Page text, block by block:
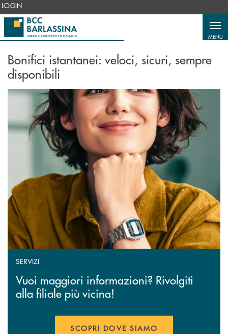
Salta al contenuto principale
LOGIN
MENU
Bonifici istantanei: veloci, sicuri, sempre
disponibili
SERVIZI
Vuoi maggiori informazioni? Rivolgiti
alla filiale più vicina!
SCOPRI DOVE SIAMO